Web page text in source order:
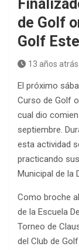
de Golf
Golf
13 años atrás
El próximo
Curso de Golf
cual dio
septiembre.
esta actividad
practicando
Municipal de la
Como broche
de la Escuela
Torneo de
del Club de